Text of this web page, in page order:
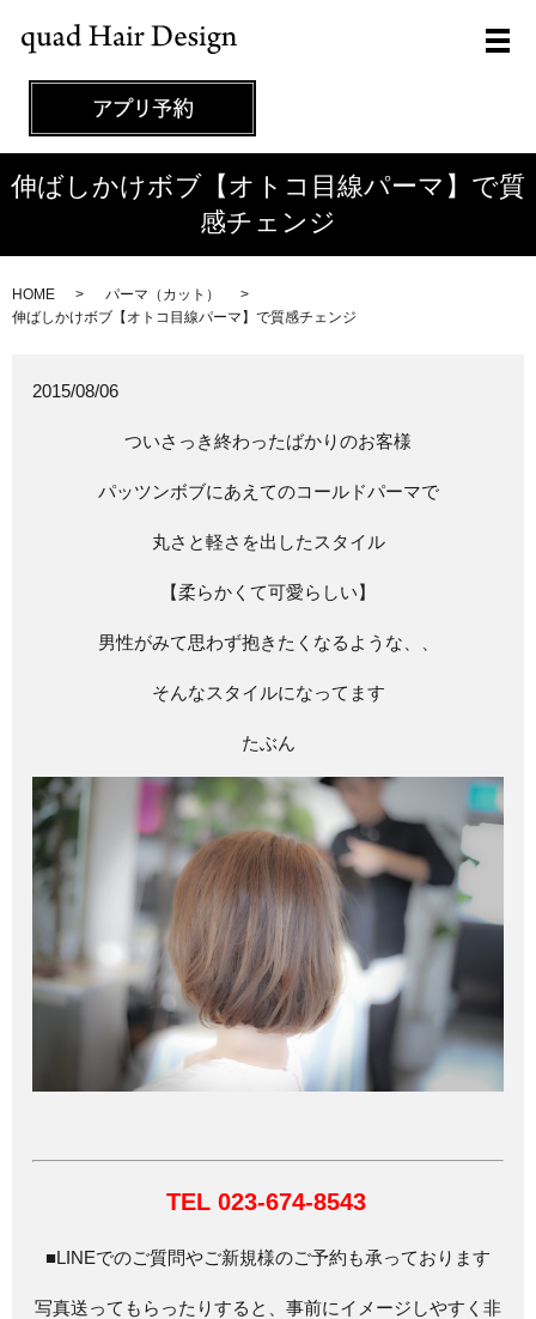
メ
伸ばしかけボブ【オトコ目線パーマ】で質
感チェンジ
HOME
パーマ（カット）
伸ばしかけボブ【オトコ目線パーマ】で質感チェンジ
2015/08/06
ついさっき終わったばかりのお客様
パッツンボブにあえてのコールドパーマで
丸さと軽さを出したスタイル
【柔らかくて可愛らしい】
男性がみて思わず抱きたくなるような、、
そんなスタイルになってます
たぶん
TEL 023-674-8543
■LINEでのご質問やご新規様のご予約も承っております
写真送ってもらったりすると、事前にイメージしやすく非